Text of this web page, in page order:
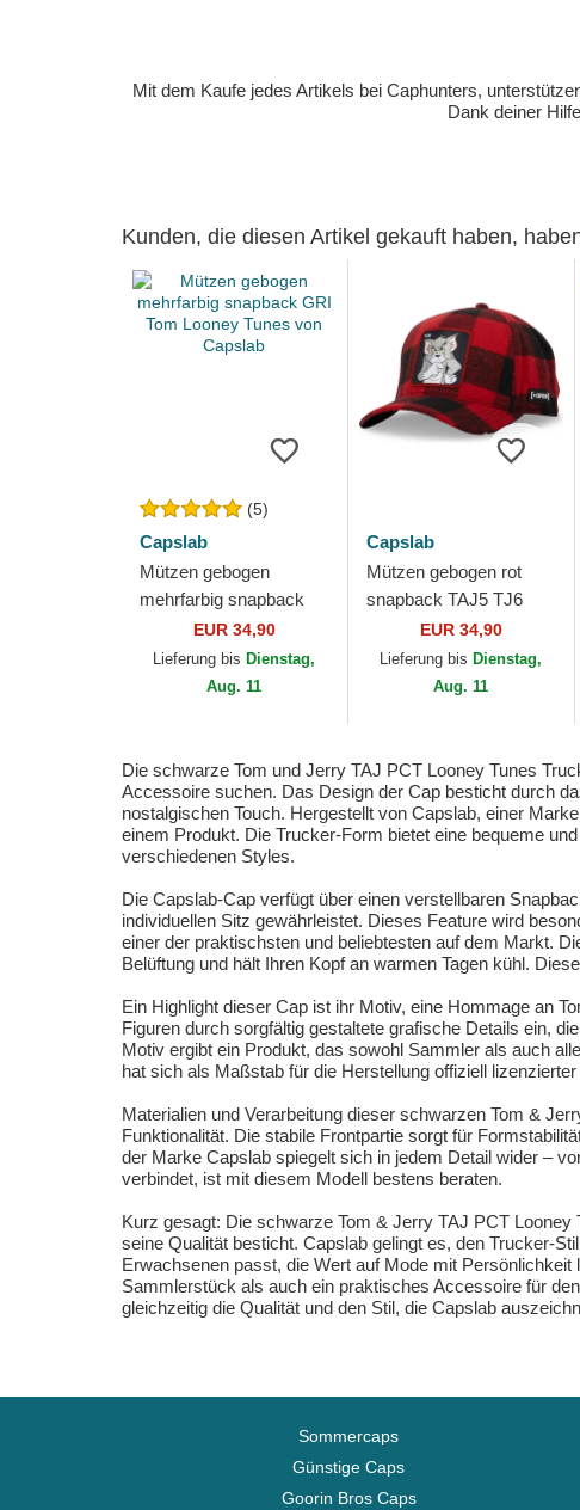
Mit dem Kaufe jedes Artikels bei Caphunters,
Dank deiner
Kunden, die diesen Artikel gekauft haben,
(5)
Capslab
Mützen gebogen
mehrfarbig snapback
GRI Tom Looney Tunes
von Capslab
EUR 34,90
Lieferung bis Dienstag,
Aug. 11
Capslab
Mützen gebogen rot
snapback TAJ5 TJ6
Tom Looney Tunes von
Capslab
EUR 34,90
Lieferung bis Dienstag,
Aug. 11
Die schwarze Tom und Jerry TAJ PCT Looney Tunes
Accessoire suchen. Das Design der Cap besticht durch
nostalgischen Touch. Hergestellt von Capslab, einer
einem Produkt. Die Trucker-Form bietet eine bequeme
verschiedenen Styles.
Die Capslab-Cap verfügt über einen verstellbaren
individuellen Sitz gewährleistet. Dieses Feature wird
einer der praktischsten und beliebtesten auf dem Markt.
Belüftung und hält Ihren Kopf an warmen Tagen kühl.
Ein Highlight dieser Cap ist ihr Motiv, eine Hommage an
Figuren durch sorgfältig gestaltete grafische Details ein,
Motiv ergibt ein Produkt, das sowohl Sammler als auch
hat sich als Maßstab für die Herstellung offiziell
Materialien und Verarbeitung dieser schwarzen Tom &
Funktionalität. Die stabile Frontpartie sorgt für
der Marke Capslab spiegelt sich in jedem Detail wider –
verbindet, ist mit diesem Modell bestens beraten.
Kurz gesagt: Die schwarze Tom & Jerry TAJ PCT
seine Qualität besticht. Capslab gelingt es, den Trucker-
Erwachsenen passt, die Wert auf Mode mit
Sammlerstück als auch ein praktisches Accessoire für
gleichzeitig die Qualität und den Stil, die Capslab
Sommercaps
Günstige Caps
Goorin Bros Caps